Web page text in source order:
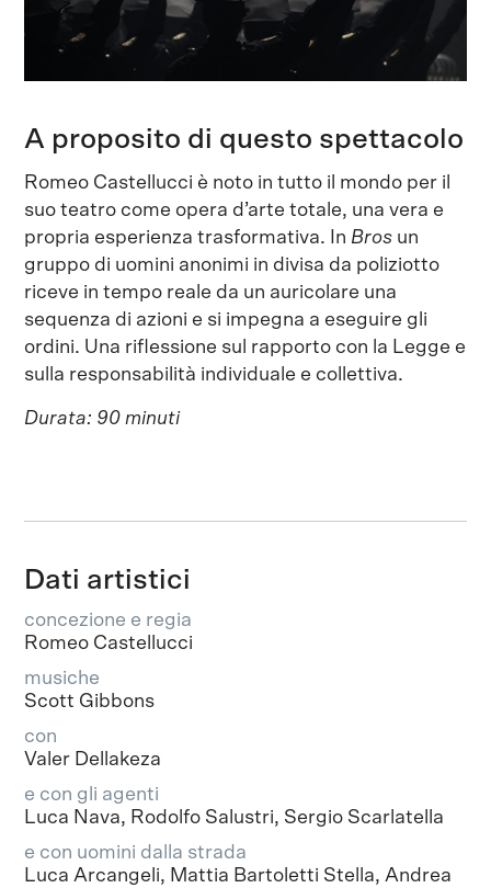
A proposito di questo spettacolo
Romeo Castellucci è noto in tutto il mondo per il
suo teatro come opera d’arte totale, una vera e
propria esperienza trasformativa. In Bros un
gruppo di uomini anonimi in divisa da poliziotto
riceve in tempo reale da un auricolare una
sequenza di azioni e si impegna a eseguire gli
ordini. Una riflessione sul rapporto con la Legge e
sulla responsabilità individuale e collettiva.
Durata: 90 minuti
Dati artistici
concezione e regia
Romeo Castellucci
musiche
Scott Gibbons
con
Valer Dellakeza
e con gli agenti
Luca Nava, Rodolfo Salustri, Sergio Scarlatella
e con uomini dalla strada
Luca Arcangeli, Mattia Bartoletti Stella, Andrea